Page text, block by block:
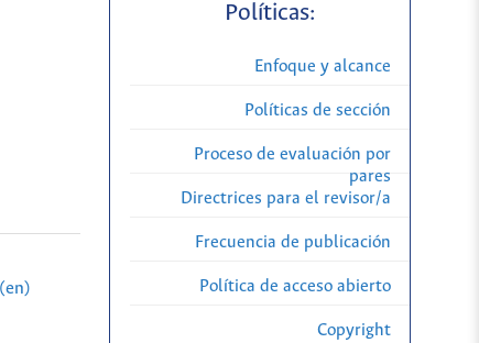
Políticas:
Enfoque y alcance
Políticas de sección
Proceso de evaluación por
pares
Directrices para el revisor/a
Frecuencia de publicación
Política de acceso abierto
Copyright